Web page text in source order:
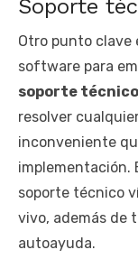
Soporte
Otro punto clave
software para
soporte
resolver
inconveniente
implementación.
soporte técnico
vivo, además de
autoayuda.